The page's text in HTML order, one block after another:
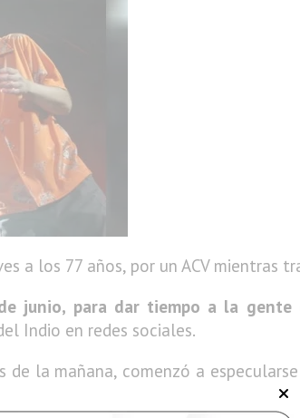
los 77 años, por un ACV mientras
junio, para dar tiempo a la gente
Indio en redes sociales.
la mañana, comenzó a